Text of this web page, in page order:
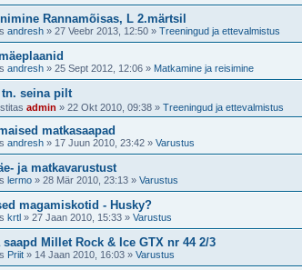
Rannamõisas, L 2.märtsil
andresh » 27 Veebr 2013, 12:50 » Treeningud ja ettevalmistus
andresh » 25 Sept 2012, 12:06 » Matkamine ja reisimine
seina pilt
admin » 22 Okt 2010, 09:38 » Treeningud ja ettevalmistus
matkasaapad
andresh » 17 Juun 2010, 23:42 » Varustus
ja matkavarustust
lermo » 28 Mär 2010, 23:13 » Varustus
magamiskotid - Husky?
krtl » 27 Jaan 2010, 15:33 » Varustus
saapd Millet Rock & Ice GTX nr 44 2/3
Priit » 14 Jaan 2010, 16:03 » Varustus